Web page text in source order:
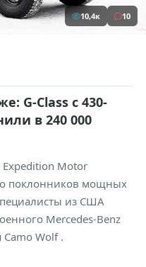
10,4к 10
G-Class с 430-
в 240 000
Motor
поклонников мощных
из США
Mercedes-Benz
Wolf .